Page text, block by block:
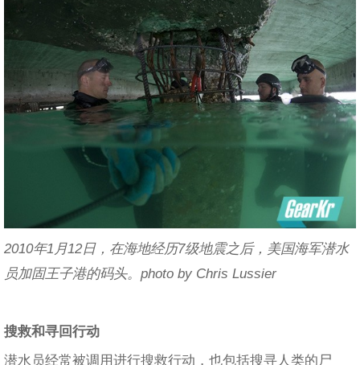
2010年1月12日，在海地经历7级地震之后，美国海军潜水
员加固王子港的码头。photo by Chris Lussier
搜救和寻回行动
潜水员经常被调用进行搜救行动，也包括搜寻人类的尸